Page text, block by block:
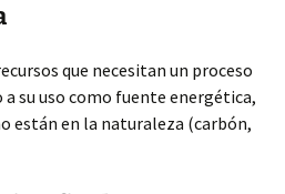
que necesitan un proceso
su uso como fuente energética,
están en la naturaleza (carbón,